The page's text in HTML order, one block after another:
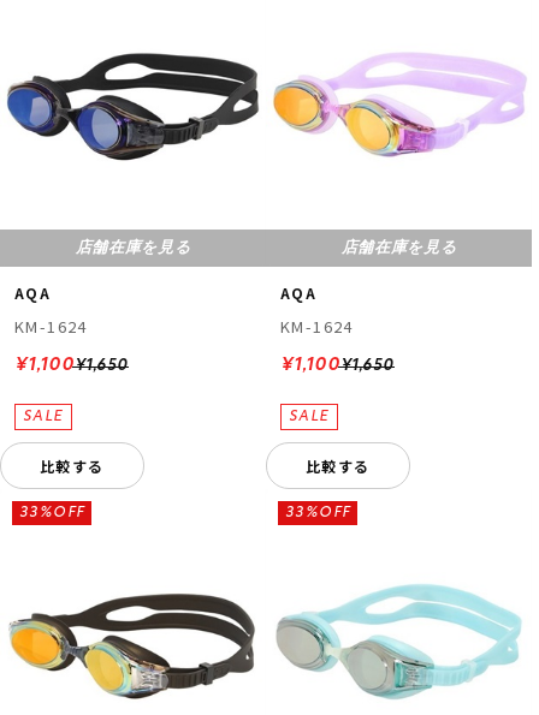
店舗在庫を見る
AQA
KM-1624
¥1,650
¥1,100
比較する
店舗在庫を見る
AQA
KM-1624
¥1,650
¥1,100
比較する
33%OFF 33%OFF